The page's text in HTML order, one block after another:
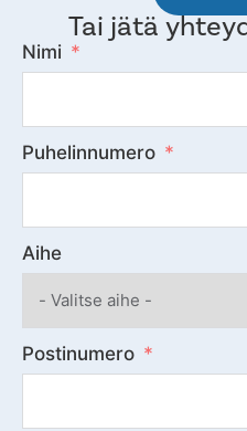
Tai jätä
Nimi
Puhelinnumero
Aihe
Postinumero